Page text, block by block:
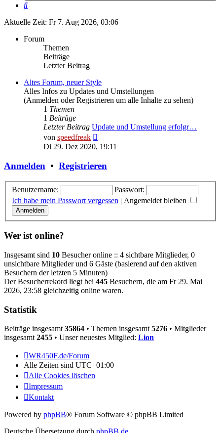
Suche
Aktuelle Zeit: Fr 7. Aug 2026, 03:06
Forum
Themen
Beiträge
Letzter Beitrag
Altes Forum, neuer Style
Alles Infos zu Updates und Umstellungen
(Anmelden oder Registrieren um alle Inhalte zu sehen)
1 Themen
1 Beiträge
Letzter Beitrag Update und Umstellung erfolgr…
von speedfreak
Beitrag
Di 29. Dez 2020, 19:11
Anmelden • Registrieren
Benutzername:
Passwort:
Ich habe mein Passwort vergessen | Angemeldet bleiben
Wer ist online?
Insgesamt sind 10 Besucher online :: 4 sichtbare Mitglieder, 0
unsichtbare Mitglieder und 6 Gäste (basierend auf den aktiven
Besuchern der letzten 5 Minuten)
Der Besucherrekord liegt bei 445 Besuchern, die am Fr 29. Mai
2026, 23:58 gleichzeitig online waren.
Statistik
Beiträge insgesamt 35864 • Themen insgesamt 5276 • Mitglieder
insgesamt 2455 • Unser neuestes Mitglied: Lion
WR450F.de/Forum
Alle Zeiten sind UTC+01:00
Alle Cookies löschen
Impressum
Kontakt
Powered by phpBB® Forum Software © phpBB Limited